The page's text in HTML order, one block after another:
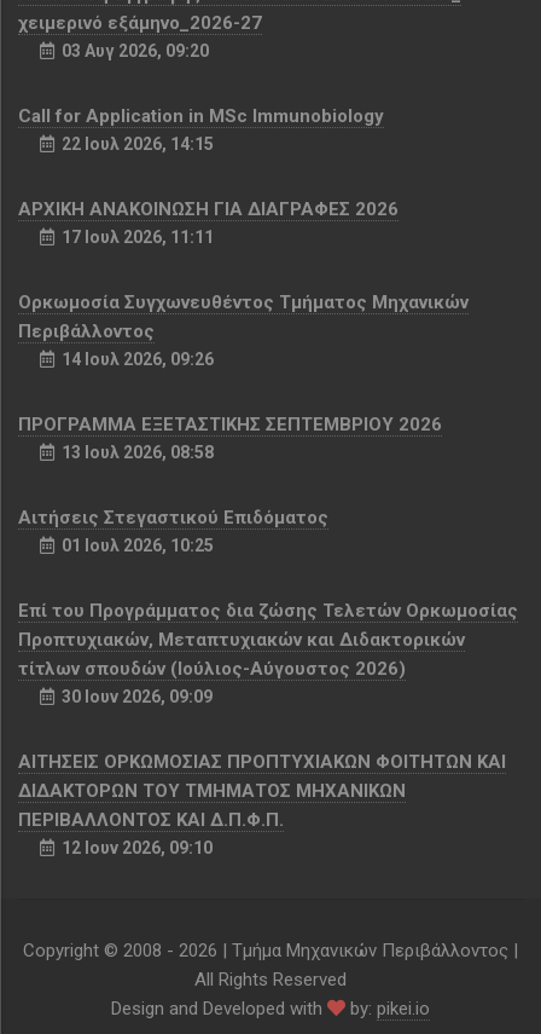
χειμερινό εξάμηνο_2026-27
03 Αυγ 2026, 09:20
Call for Application in MSc Immunobiology
22 Ιουλ 2026, 14:15
ΑΡΧΙΚΗ ΑΝΑΚΟΙΝΩΣΗ ΓΙΑ ΔΙΑΓΡΑΦΕΣ 2026
17 Ιουλ 2026, 11:11
Ορκωμοσία Συγχωνευθέντος Τμήματος Μηχανικών
Περιβάλλοντος
14 Ιουλ 2026, 09:26
ΠΡΟΓΡΑΜΜΑ ΕΞΕΤΑΣΤΙΚΗΣ ΣΕΠΤΕΜΒΡΙΟΥ 2026
13 Ιουλ 2026, 08:58
Αιτήσεις Στεγαστικού Επιδόματος
01 Ιουλ 2026, 10:25
Επί του Προγράμματος δια ζώσης Τελετών Ορκωμοσίας
Προπτυχιακών, Μεταπτυχιακών και Διδακτορικών
τίτλων σπουδών (Ιούλιος-Αύγουστος 2026)
30 Ιουν 2026, 09:09
ΑΙΤΗΣΕΙΣ ΟΡΚΩΜΟΣΙΑΣ ΠΡΟΠΤΥΧΙΑΚΩΝ ΦΟΙΤΗΤΩΝ ΚΑΙ
ΔΙΔΑΚΤΟΡΩΝ ΤΟΥ ΤΜΗΜΑΤΟΣ ΜΗΧΑΝΙΚΩΝ
ΠΕΡΙΒΑΛΛΟΝΤΟΣ ΚΑΙ Δ.Π.Φ.Π.
12 Ιουν 2026, 09:10
Copyright © 2008 - 2026 | Τμήμα Μηχανικών Περιβάλλοντος |
All Rights Reserved
Design and Developed with
by: pikei.io